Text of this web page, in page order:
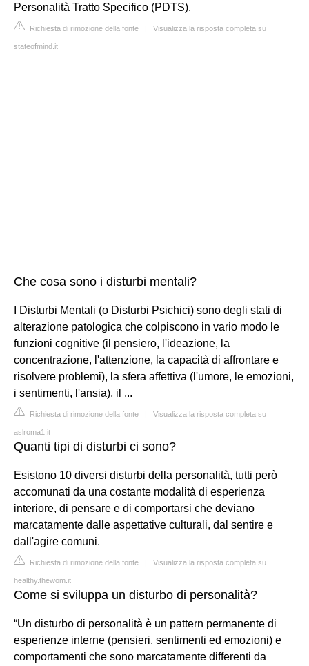
Personalità Tratto Specifico (PDTS).
Richiesta di rimozione della fonte | Visualizza la risposta completa su
stateofmind.it
Che cosa sono i disturbi mentali?
I Disturbi Mentali (o Disturbi Psichici) sono degli stati di
alterazione patologica che colpiscono in vario modo le
funzioni cognitive (il pensiero, l'ideazione, la
concentrazione, l'attenzione, la capacità di affrontare e
risolvere problemi), la sfera affettiva (l'umore, le emozioni,
i sentimenti, l'ansia), il ...
Richiesta di rimozione della fonte | Visualizza la risposta completa su
aslroma1.it
Quanti tipi di disturbi ci sono?
Esistono 10 diversi disturbi della personalità, tutti però
accomunati da una costante modalità di esperienza
interiore, di pensare e di comportarsi che deviano
marcatamente dalle aspettative culturali, dal sentire e
dall'agire comuni.
Richiesta di rimozione della fonte | Visualizza la risposta completa su
healthy.thewom.it
Come si sviluppa un disturbo di personalità?
“Un disturbo di personalità è un pattern permanente di
esperienze interne (pensieri, sentimenti ed emozioni) e
comportamenti che sono marcatamente differenti da